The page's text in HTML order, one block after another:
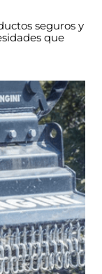
seguros y
que